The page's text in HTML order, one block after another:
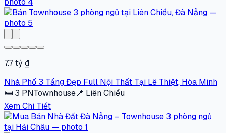
7.7 tỷ ₫
Nhà Phố 3 Tầng Đẹp Full Nội Thất Tại Lê Thiệt, Hòa Minh
🛏 3 PNTownhouse📍 Liên Chiểu
Xem Chi Tiết